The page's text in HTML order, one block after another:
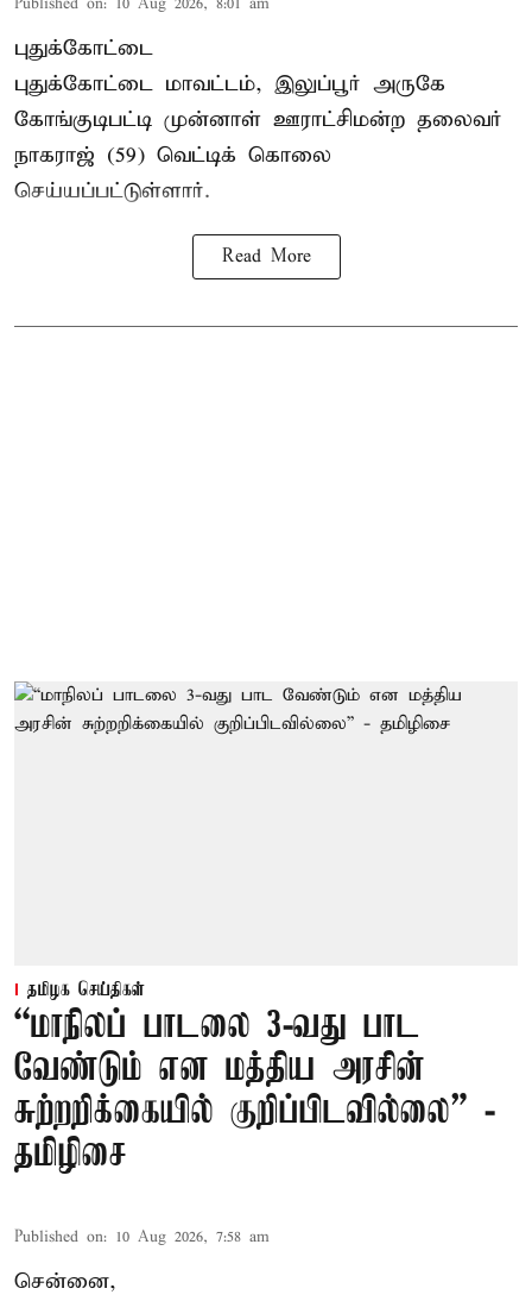
Published on: 10 Aug 2026, 8:01 am
புதுக்கோட்டை
புதுக்கோட்டை மாவட்டம், இலுப்பூர் அருகே
கோங்குடிபட்டி முன்னாள் ஊராட்சிமன்ற தலைவர்
நாகராஜ் (59) வெட்டிக் கொலை
செய்யப்பட்டுள்ளார்.
Read More
தமிழக செய்திகள்
“மாநிலப் பாடலை 3-வது பாட
வேண்டும் என மத்திய அரசின்
சுற்றறிக்கையில் குறிப்பிடவில்லை” -
தமிழிசை
Published on: 10 Aug 2026, 7:58 am
சென்னை,